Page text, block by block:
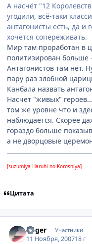
А насчёт "12
угодили, всё-таки
антагонисты есть, да
хочется сопереживать.
Мир там проработан в
политизирован больше
Антагонистов там нет.
пару раз злобной
Канбала назвать
Насчет "живых"
том же уровне что и
наблюдается. Скорее
гораздо больше
а не дворцовые
[suzumiya Haruhi no Koroshiya]
Цитата
Voger Участники
11 Ноября, 200718 г